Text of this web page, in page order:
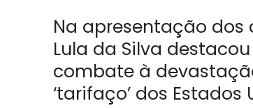
Na apresentação dos
Lula da Silva
combate à
‘tarifaço’ dos